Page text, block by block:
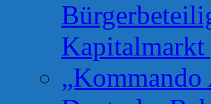
Kapitalmarkt